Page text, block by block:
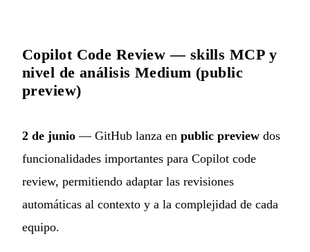
Copilot Code Review — skills MCP y
nivel de análisis Medium (public
preview)
2 de junio — GitHub lanza en public preview dos
funcionalidades importantes para Copilot code
review, permitiendo adaptar las revisiones
automáticas al contexto y a la complejidad de cada
equipo.